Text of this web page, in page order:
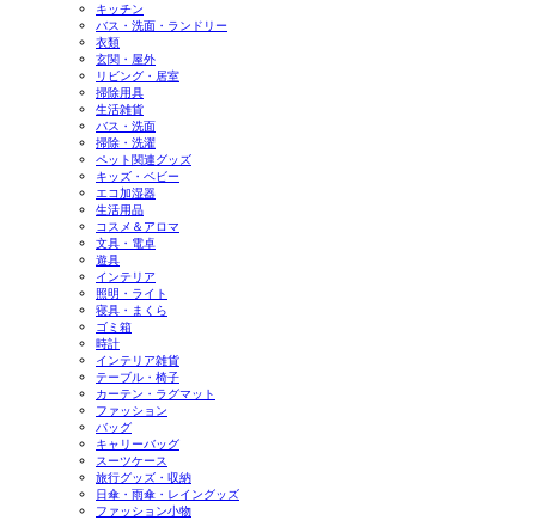
キッチン
バス・洗面・ランドリー
衣類
玄関・屋外
リビング・居室
掃除用具
生活雑貨
バス・洗面
掃除・洗濯
ペット関連グッズ
キッズ・ベビー
エコ加湿器
生活用品
コスメ＆アロマ
文具・電卓
遊具
インテリア
照明・ライト
寝具・まくら
ゴミ箱
時計
インテリア雑貨
テーブル・椅子
カーテン・ラグマット
ファッション
バッグ
キャリーバッグ
スーツケース
旅行グッズ・収納
日傘・雨傘・レイングッズ
ファッション小物